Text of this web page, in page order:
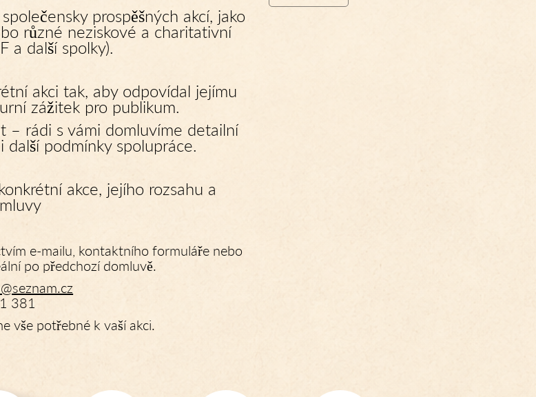
prospěšných akcí, jako
různé neziskové a charitativní
a další spolky).
akci tak, aby odpovídal jejímu
zážitek pro publikum.
– rádi s vámi domluvíme detailní
podmínky spolupráce.
akce, jejího rozsahu a
e-mailu, kontaktního formuláře nebo
po předchozí domluvě.
381
vše potřebné k vaší akci.